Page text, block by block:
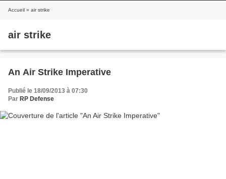
Accueil » air strike
air strike
An Air Strike Imperative
Publié le 18/09/2013 à 07:30
Par RP Defense